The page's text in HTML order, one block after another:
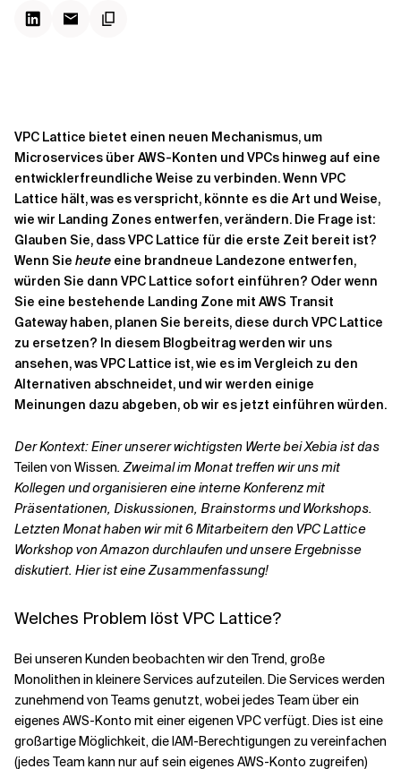
Verwandte Themen
VPC Lattice bietet einen neuen Mechanismus, um
Microservices über AWS-Konten und VPCs hinweg auf eine
entwicklerfreundliche Weise zu verbinden. Wenn VPC
Lattice hält, was es verspricht, könnte es die Art und Weise,
wie wir Landing Zones entwerfen, verändern. Die Frage ist:
Glauben Sie, dass VPC Lattice für die erste Zeit bereit ist?
Wenn Sie heute eine brandneue Landezone entwerfen,
würden Sie dann VPC Lattice sofort einführen? Oder wenn
Sie eine bestehende Landing Zone mit AWS Transit
Gateway haben, planen Sie bereits, diese durch VPC Lattice
zu ersetzen? In diesem Blogbeitrag werden wir uns
ansehen, was VPC Lattice ist, wie es im Vergleich zu den
Alternativen abschneidet, und wir werden einige
Meinungen dazu abgeben, ob wir es jetzt einführen würden.
Der Kontext: Einer unserer wichtigsten Werte bei Xebia ist das
Teilen von Wissen. Zweimal im Monat treffen wir uns mit
Kollegen und organisieren eine interne Konferenz mit
Präsentationen, Diskussionen, Brainstorms und Workshops.
Letzten Monat haben wir mit 6 Mitarbeitern den VPC Lattice
Workshop von Amazon durchlaufen und unsere Ergebnisse
diskutiert. Hier ist eine Zusammenfassung!
Welches Problem löst VPC Lattice?
Bei unseren Kunden beobachten wir den Trend, große
Monolithen in kleinere Services aufzuteilen. Die Services werden
zunehmend von Teams genutzt, wobei jedes Team über ein
eigenes AWS-Konto mit einer eigenen VPC verfügt. Dies ist eine
großartige Möglichkeit, die IAM-Berechtigungen zu vereinfachen
(jedes Team kann nur auf sein eigenes AWS-Konto zugreifen)